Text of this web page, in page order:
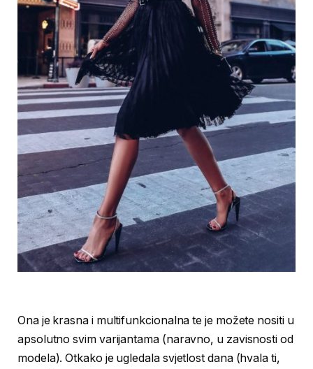
Ona je krasna i multifunkcionalna te je možete nositi u
apsolutno svim varijantama (naravno, u zavisnosti od
modela). Otkako je ugledala svjetlost dana (hvala ti,